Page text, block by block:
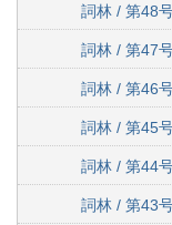
詞林 / 第48
詞林 / 第47
詞林 / 第46
詞林 / 第45
詞林 / 第44
詞林 / 第43